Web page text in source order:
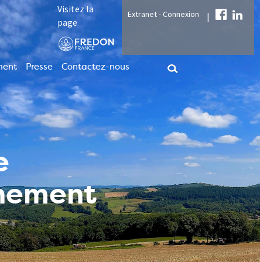
Visitez la
page
Extranet - Connexion |
Presse Contactez-nous